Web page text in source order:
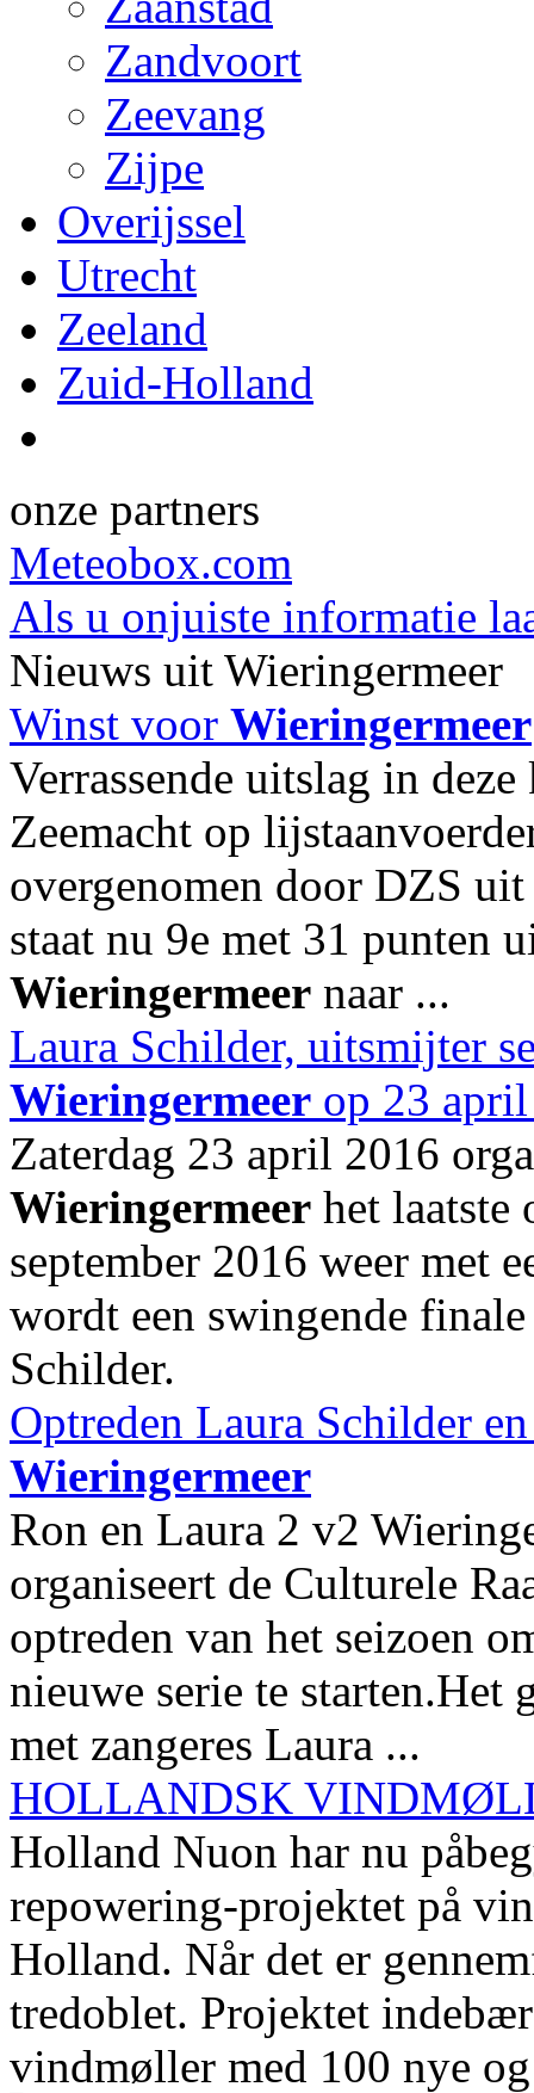
Zandvoort
Zeevang
Zijpe
Overijssel
Utrecht
Zeeland
Zuid-Holland
onze partners
Meteobox.com
Als u onjuiste informatie
Nieuws uit Wieringermeer
Winst voor Wieringermeer
Verrassende uitslag in
Zeemacht op
overgenomen door DZS
staat nu 9e met 31 punten
Wieringermeer naar ...
Laura Schilder, uitsmijter
Wieringermeer op 23
Zaterdag 23 april 2016
Wieringermeer het laatste
september 2016 weer met
wordt een swingende
Schilder.
Optreden Laura Schilder
Wieringermeer
Ron en Laura 2 v2
organiseert de Culturele
optreden van het seizoen
nieuwe serie te starten.Het
met zangeres Laura ...
HOLLANDSK
Holland Nuon har nu
repowering-projektet på
Holland. Når det er
tredoblet. Projektet
vindmøller med 100 nye